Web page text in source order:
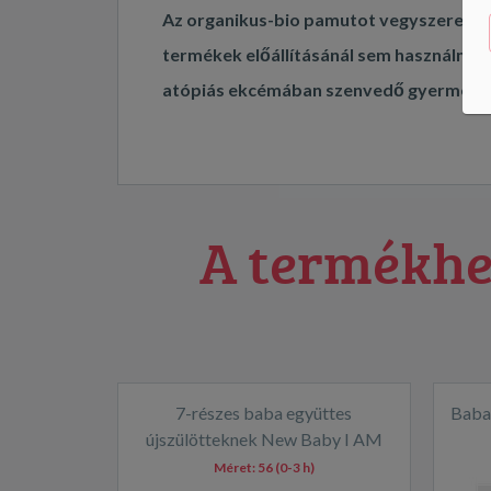
Az organikus-bio pamutot vegyszerek
termékek előállításánál sem
atópiás ekcémában szenvedő
A
7-részes baba együttes
újszülötteknek New Baby I AM
fehér
Méret: 56 (0-3 h)